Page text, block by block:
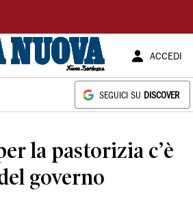
ACCEDI
SEGUICI SU DISCOVER
la pastorizia c’è
governo